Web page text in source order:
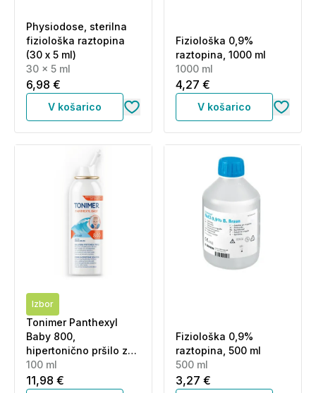
Physiodose, sterilna
fiziološka raztopina
(30 x 5 ml)
30 x 5 ml
6,98 €
V košarico
Fiziološka 0,9%
raztopina, 1000 ml
1000 ml
4,27 €
V košarico
Izbor
Tonimer Panthexyl
Baby 800,
hipertonično pršilo za
nos (100 ml)
100 ml
11,98 €
Fiziološka 0,9%
raztopina, 500 ml
500 ml
3,27 €